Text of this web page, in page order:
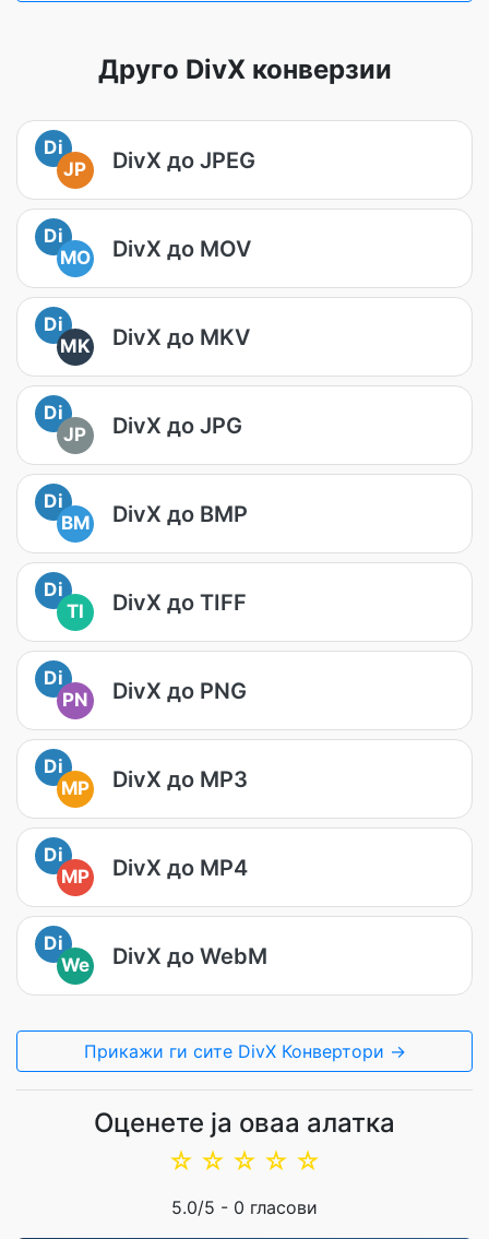
Друго DivX конверзии
Di
JP
DivX до JPEG
Di
MO
DivX до MOV
Di
MK
DivX до MKV
Di
JP
DivX до JPG
Di
BM
DivX до BMP
Di
TI
DivX до TIFF
Di
PN
DivX до PNG
Di
MP
DivX до MP3
Di
MP
DivX до MP4
Di
We
DivX до WebM
Прикажи ги сите DivX Конвертори →
Оценете ја оваа алатка
☆
☆
☆
☆
☆
5.0/5 - 0 гласови